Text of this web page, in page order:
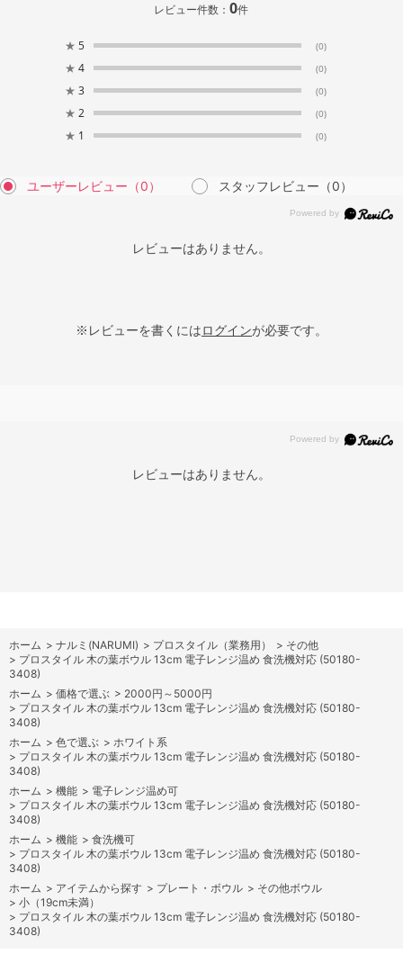
レビュー件数：0件
★ 5 (0)
★ 4 (0)
★ 3 (0)
★ 2 (0)
★ 1 (0)
ユーザーレビュー （0） スタッフレビュー （0）
レビューはありません。
※レビューを書くにはログインが必要です。
レビューはありません。
ホーム > ナルミ(NARUMI) > プロスタイル（業務用） > その他
> プロスタイル 木の葉ボウル 13cm 電子レンジ温め 食洗機対応 (50180-
3408)
ホーム > 価格で選ぶ > 2000円～5000円
> プロスタイル 木の葉ボウル 13cm 電子レンジ温め 食洗機対応 (50180-
3408)
ホーム > 色で選ぶ > ホワイト系
> プロスタイル 木の葉ボウル 13cm 電子レンジ温め 食洗機対応 (50180-
3408)
ホーム > 機能 > 電子レンジ温め可
> プロスタイル 木の葉ボウル 13cm 電子レンジ温め 食洗機対応 (50180-
3408)
ホーム > 機能 > 食洗機可
> プロスタイル 木の葉ボウル 13cm 電子レンジ温め 食洗機対応 (50180-
3408)
ホーム > アイテムから探す > プレート・ボウル > その他ボウル
> 小（19cm未満）
> プロスタイル 木の葉ボウル 13cm 電子レンジ温め 食洗機対応 (50180-
3408)